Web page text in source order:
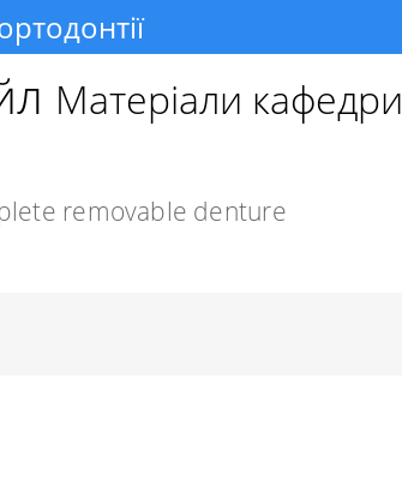
Матеріали кафедри
removable denture